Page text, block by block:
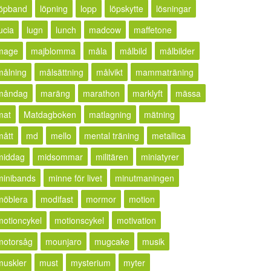
löpning lopp löpskytte
lösningar
lugn lunch madcow
maffetone
majblomma måla målbild
målbilder
målsättning målvikt
mammaträning
maräng marathon marklyft
mässa
Matdagboken matlagning
mätning
md mello mental träning
metallica
midsommar militären
miniatyrer
minne för livet
minutmaningen
modifast mormor
motion
motionscykel
motivation
mounjaro mugcake
musik
must mysterium myter